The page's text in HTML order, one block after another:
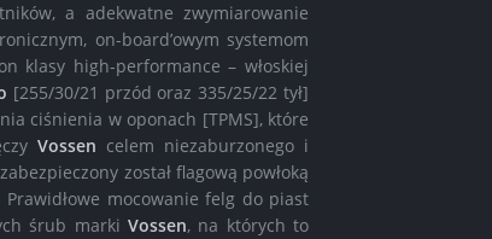
a adekwatne zwymiarowanie
on-board’owym systemom
klasy high-performance – włoskiej
[255/30/21 przód oraz 335/25/22 tył]
ciśnienia w oponach [TPMS], które
Vossen celem niezaburzonego i
został flagową powłoką
Prawidłowe mocowanie felg do piast
śrub marki Vossen, na których to